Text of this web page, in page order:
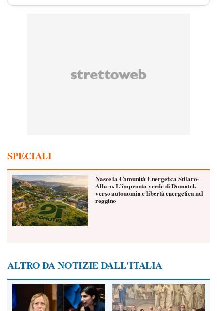
SPECIALI
Nasce la Comunità Energetica Stilaro-
Allaro. L’impronta verde di Domotek
verso autonomia e libertà energetica nel
reggino
ALTRO DA NOTIZIE DALL'ITALIA